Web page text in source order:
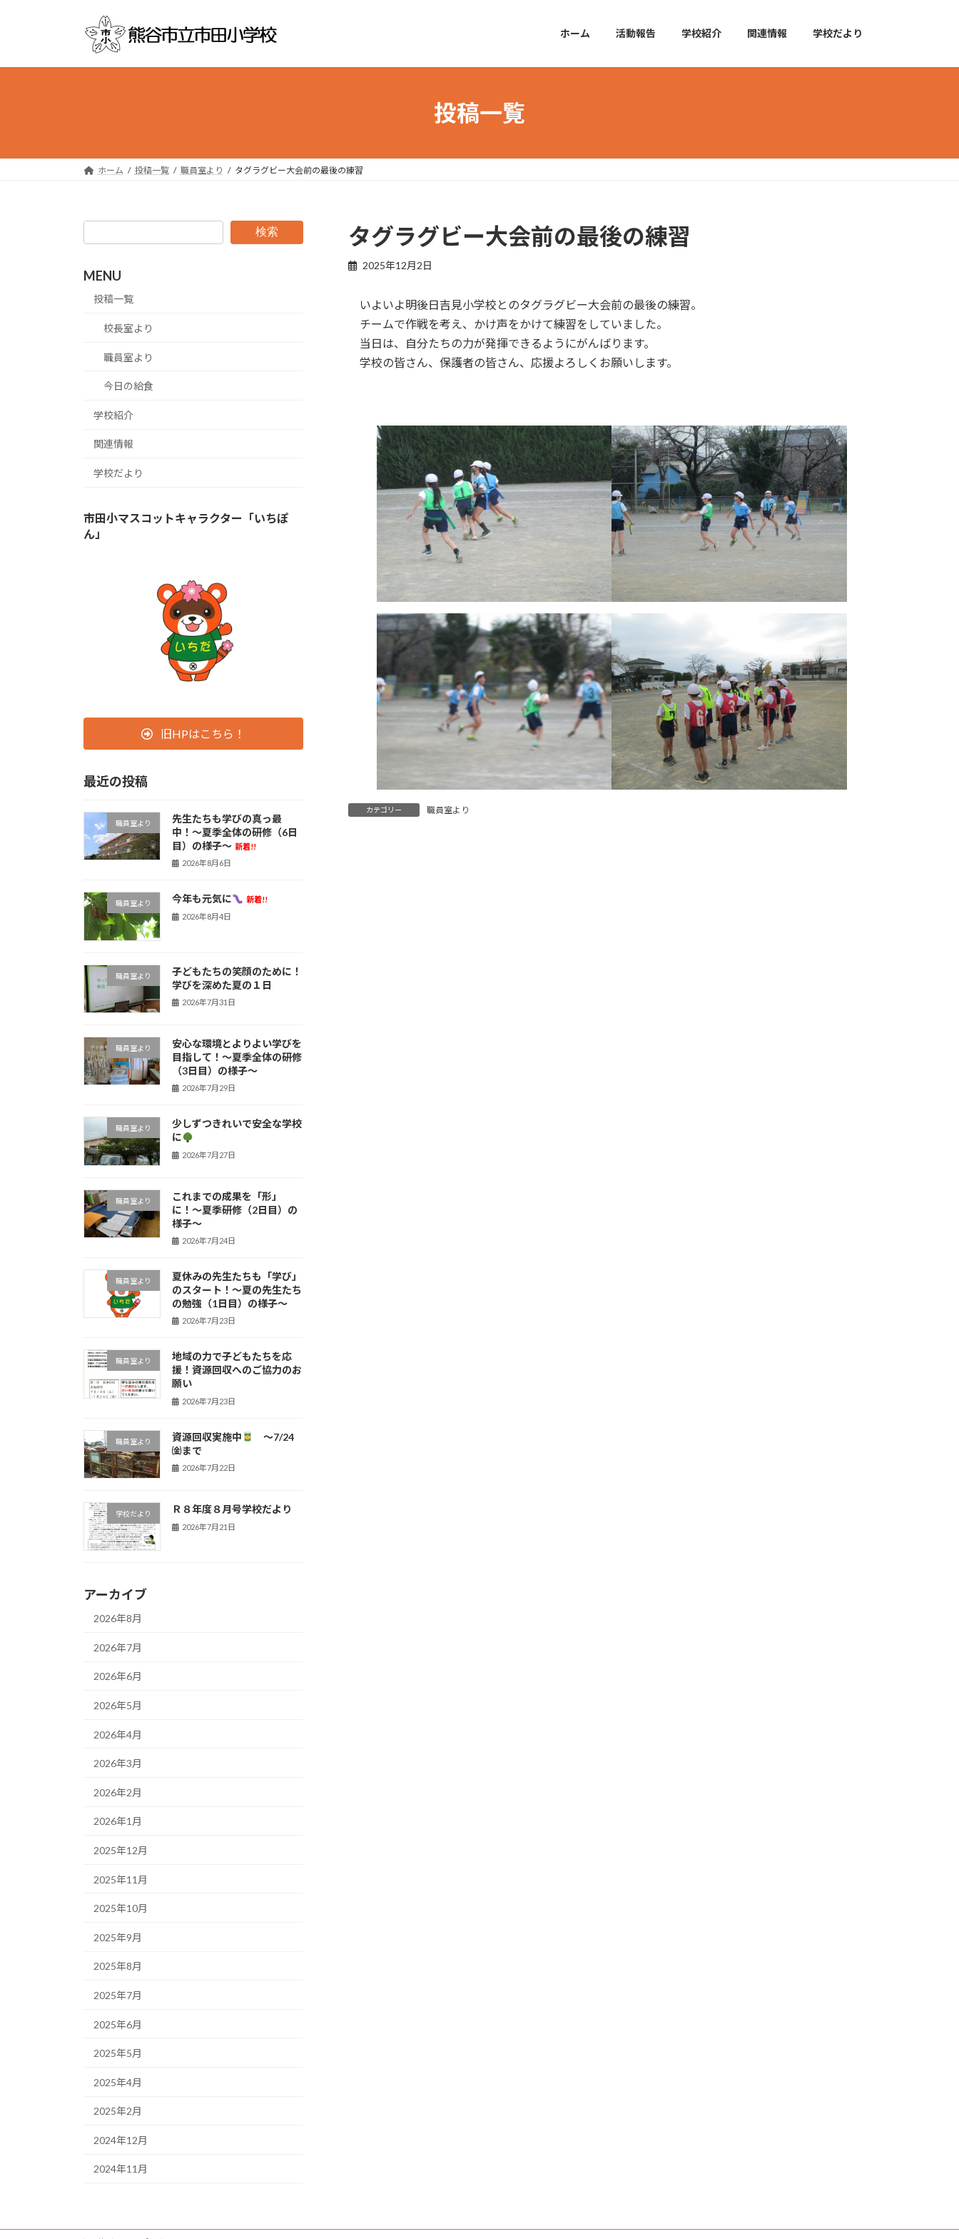
プ
動
ホーム 活動報告 学校紹介 関連情報 学校だより
投稿一覧
ホーム 投稿一覧 職員室より タグラグビー大会前の最後の練習
タグラグビー大会前の最後の練習
2025年12月2日
いよいよ明後日吉見小学校とのタグラグビー大会前の最後の練習。
チームで作戦を考え、かけ声をかけて練習をしていました。
当日は、自分たちの力が発揮できるようにがんばります。
学校の皆さん、保護者の皆さん、応援よろしくお願いします。
カテゴリー 職員室より
検索
MENU
投稿一覧
校長室より
職員室より
今日の給食
学校紹介
関連情報
学校だより
市田小マスコットキャラクター「いちぽ
ん」
旧HPはこちら！
最近の投稿
職員室より
先生たちも学びの真っ最
中！〜夏季全体の研修（6日
目）の様子〜 新着!!
2026年8月6日
職員室より 今年も元気に
新着!!
2026年8月4日
職員室より
子どもたちの笑顔のために！
学びを深めた夏の１日
2026年7月31日
職員室より
安心な環境とよりよい学びを
目指して！〜夏季全体の研修
（3日目）の様子〜
2026年7月29日
職員室より
少しずつきれいで安全な学校
に
2026年7月27日
職員室より
これまでの成果を「形」
に！〜夏季研修（2日目）の
様子〜
2026年7月24日
職員室より
夏休みの先生たちも「学び」
のスタート！〜夏の先生たち
の勉強（1日目）の様子〜
2026年7月23日
職員室より
地域の力で子どもたちを応
援！資源回収へのご協力のお
願い
2026年7月23日
職員室より 資源回収実施中
～7/24
㈮まで
2026年7月22日
学校だより Ｒ８年度８月号学校だより
2026年7月21日
アーカイブ
2026年8月
2026年7月
2026年6月
2026年5月
2026年4月
2026年3月
2026年2月
2026年1月
2025年12月
2025年11月
2025年10月
2025年9月
2025年8月
2025年7月
2025年6月
2025年5月
2025年4月
2025年2月
2024年12月
2024年11月